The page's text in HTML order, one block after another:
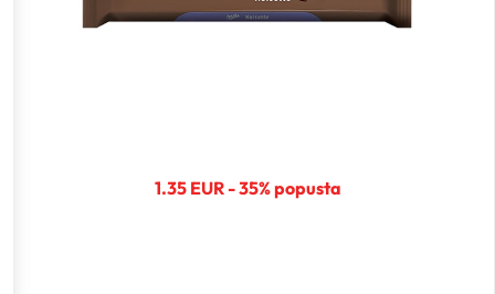
1.35 EUR - 35% popusta